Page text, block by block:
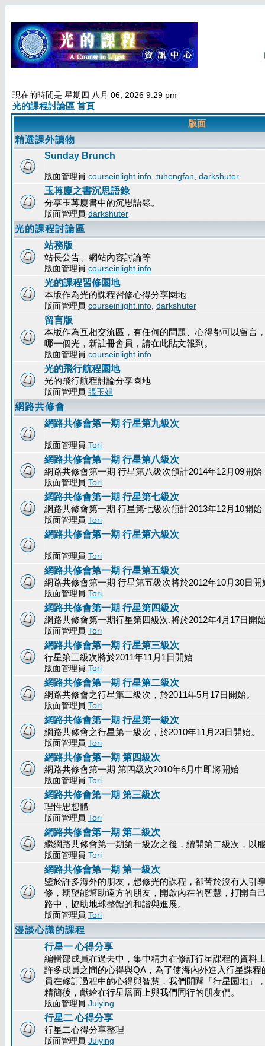
現在的時間是 星期四 八月 06, 2026 9:29 pm
光的課程討論區 首頁
版面
精選課外讀物
Sunday Brunch
版面管理員 courseinlight.info tuhengfan darkshuter
玉苒廈之書沉思語錄
分享玉苒廈書中的沉思語錄。
版面管理員 darkshuter
光的課程討論區
站務版
站長公告、網站內容討論等
版面管理員 courseinlight.info
光的課程習修園地
本版作為光的課程習修心得分享園地
版面管理員 courseinlight.info darkshuter
留言版
本版作為互相交流區，有任何的問題、心得都可以留言
哪一個光，新註冊會員，請在此貼文報到。
版面管理員 courseinlight.info
光的飛行航程園地
光的飛行航程討論分享園地
版面管理員 張玉娟
網路共修會
網路共修會第一期 行星第九級次
版面管理員 Tori
網路共修會第一期 行星第八級次
網路共修會第一期 行星第八級次預計2014年12月09開始
版面管理員 Tori
網路共修會第一期 行星第七級次
網路共修會第一期 行星第七級次預計2013年12月10開始
版面管理員 Tori
網路共修會第一期 行星第六級次
版面管理員 Tori
網路共修會第一期 行星第五級次
網路共修會第一期 行星第五級次將於2012年10月30日開
版面管理員 Tori
網路共修會第一期 行星第四級次
網路共修會第一期行星第四級次,將於2012年4月17日開
版面管理員 Tori
網路共修會第一期 行星第三級次
行星第三級次將於2011年11月1日開始
版面管理員 Tori
網路共修會第一期 行星第二級次
網路共修會之行星第二級次，於2011年5月17日開始。
版面管理員 Tori
網路共修會第一期 行星第一級次
網路共修會之行星第一級次，於2010年11月23日開始。
版面管理員 Tori
網路共修會第一期 第四級次
網路共修會第一期 第四級次2010年6月中即將開始
版面管理員 Tori
網路共修會第一期 第三級次
理性思想體
版面管理員 Tori
網路共修會第一期 第二級次
繼網路共修會第一期第一級次之後，續開第二級次，以
版面管理員 Tori
網路共修會第一期 第一級次
鑒於許多海外的朋友，想修光的課程，卻苦於沒有人引
修，期望能幫助遠方的朋友，開啟內在的智慧，打開自
路中，協助地球整體的和諧與進展。
版面管理員 Tori
漫談心識的課程
行星一 心得分享
編輯部成員在過去中，集中精力在修訂行星課程的資料
許多成員之間的心得與QA，為了使海內外進入行星課
員在修訂過程中的心得與智慧，我們開闢「行星園地」
精簡後，獻給在行星層面上與我們同行的朋友們。
版面管理員 Juiying
行星二 心得分享
行星二心得分享整理
版面管理員 Juiying